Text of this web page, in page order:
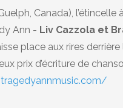
Canada), l’étincelle
Ann - Liv Cazzola et
place aux rires
prix d’écriture de